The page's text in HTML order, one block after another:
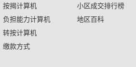
按揭计算机
负担能力计算机
转按计算机
缴款方式
小区成交排行榜
地区百科